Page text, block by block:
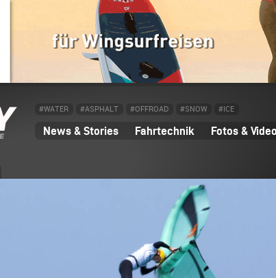
#WATER #ASPHALT #OFFROAD #SNOW #ICE
News & Stories Fahrtechnik Fotos &